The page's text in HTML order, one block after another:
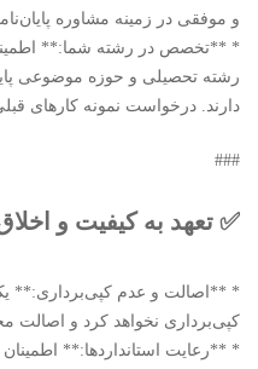
و موفقی در زمینه مشاوره
* **تخصص در رشته شما:**
رشته تحصیلی و حوزه موضوعی
دارند. درخواست نمونه کارهای
###
✅ تعهد به کیفیت و
* **اصالت و عدم کپی‌برداری:**
کپی‌برداری نخواهد کرد و اصالت
* **رعایت استانداردها:**